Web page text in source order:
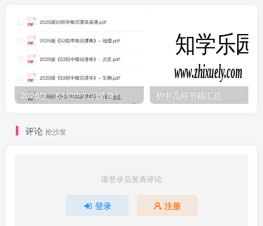
2025版《53初中知识清单》英语+政史地生（小四门） 初中几何书籍汇总
评论 抢沙发
请登录后发表评论
登录 注册